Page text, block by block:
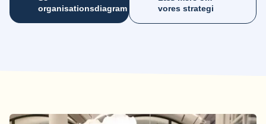
organisationsdiagram
vores strategi